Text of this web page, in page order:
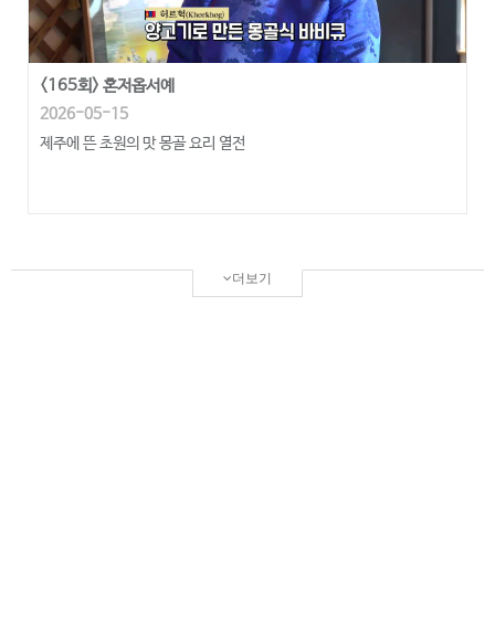
<165회> 혼저옵서예
2026-05-15
제주에 뜬 초원의 맛 몽골 요리 열전
더보기